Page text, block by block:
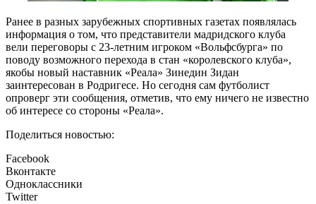
Ранее в разных зарубежных спортивных газетах появлялась
информация о том, что представители мадридского клуба
вели переговоры с 23-летним игроком «Вольфсбурга» по
поводу возможного перехода в стан «королевского клуба»,
якобы новый наставник «Реала» Зинедин Зидан
заинтересован в Родригесе. Но сегодня сам футболист
опроверг эти сообщения, отметив, что ему ничего не известно
об интересе со стороны «Реала».
Поделиться новостью:
Facebook
Вконтакте
Одноклассники
Twitter